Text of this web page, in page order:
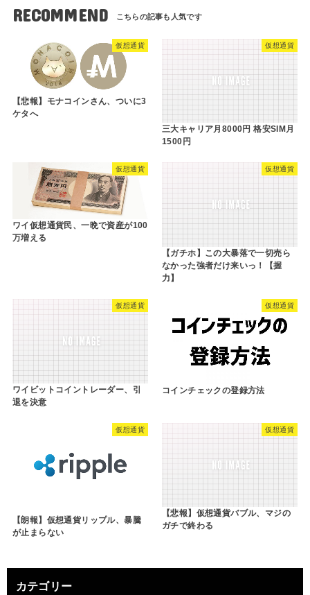
RECOMMEND
仮想通貨
【悲報】モナコインさん、ついに3
ケタへ
仮想通貨
三大キャリア月8000円 格安SIM月
1500円
仮想通貨
ワイ仮想通貨民、一晩で資産が100
万増える
仮想通貨
【ガチホ】この大暴落で一切売ら
なかった強者だけ来いっ！【握
力】
仮想通貨
ワイビットコイントレーダー、引
退を決意
仮想通貨
コインチェックの登録方法
仮想通貨
【朗報】仮想通貨リップル、暴騰
が止まらない
仮想通貨
【悲報】仮想通貨バブル、マジの
ガチで終わる
カテゴリー